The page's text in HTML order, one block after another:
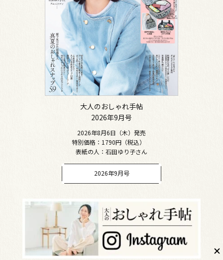
大人のおしゃれ手帖
2026年9月号
2026年8月6日（木）発売
特別価格：1790円（税込）
表紙の人：石田ゆり子さん
2026年9月号